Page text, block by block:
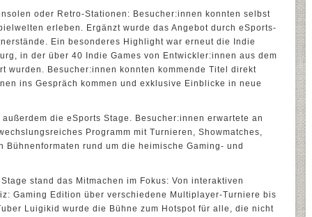
oder Retro-Stationen: Besucher:innen konnten selbst
erleben. Ergänzt wurde das Angebot durch eSports-
Ein besonderes Highlight war erneut die Indie
in der über 40 Indie Games von Entwickler:innen aus dem
wurden. Besucher:innen konnten kommende Titel direkt
ins Gespräch kommen und exklusive Einblicke in neue
die eSports Stage. Besucher:innen erwartete an
Programm mit Turnieren, Showmatches,
Bühnenformaten rund um die heimische Gaming- und
stand das Mitmachen im Fokus: Von interaktiven
Gaming Edition über verschiedene Multiplayer-Turniere bis
Luigikid wurde die Bühne zum Hotspot für alle, die nicht